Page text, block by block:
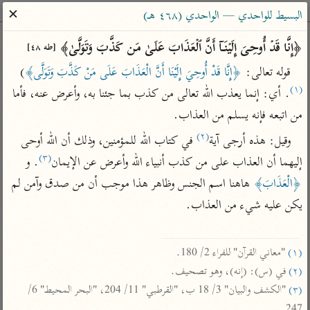
ساهم معنا في نشر القرآن والعلم الشرعي
الباحث القرآني
بحث تفسير علوم مصاحف معاجم
Type 2 or more characters for results.
Type 1 or more
characters for results.
أمّهات
تفسير الطبري
تفسير ابن كثير
تفسير القرطبي
تفسير البغوي
عامّة
فتح البيان للقنوجي
تفسير ابن جزي
موسوعات
معاصرة
الميسر
أيسر التفاسير
البسيط للواحدي — الواحدي (٤٦٨ هـ)
✕
﴿إِنَّا قَدۡ أُوحِیَ إِلَیۡنَاۤ أَنَّ ٱلۡعَذَابَ عَلَىٰ مَن كَذَّبَ وَتَوَلَّىٰ﴾ [طه ٤٨]
قوله تعالى: ﴿إِنَّا قَدْ أُوحِيَ إِلَيْنَا أَنَّ الْعَذَابَ عَلَى مَنْ كَذَّبَ وَتَوَلَّى﴾)
(١)
من اتبعه فإنه يسلم من العذاب.
وقيل: هذه أرجى آية(٢)
إليهما أن العذاب على من كذب أنبياء الله وأعرض عن الإيمان(٣) . و
﴿الْعَذَابَ﴾
يكن عليه شيء من العذاب.
(١)
"معاني القرآن" للفراء 2/ 180.
(٢)
في (س): (إنه)، وهو تصحيف.
(٣)